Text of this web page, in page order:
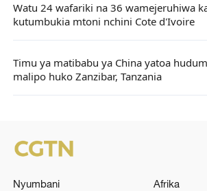
Watu 24 wafariki na 36 wamejeruhiwa
kutumbukia mtoni nchini Cote d'Ivoire
Timu ya matibabu ya China yatoa
malipo huko Zanzibar, Tanzania
Nyumbani
Afrika